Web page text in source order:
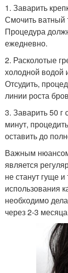
1. Заварить
Смочить ватный
Процедура
ежедневно.
2. Расколотые
холодной водой
Отсудить,
линии роста
3. Заварить 50 г
минут,
оставить до
Важным
является
не станут гуще
использования
необходимо
через 2-3